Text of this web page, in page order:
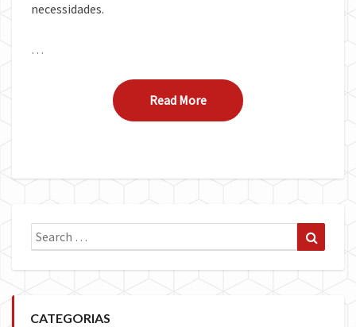
necessidades.
…
Read MoreRead More
Search
for:
CATEGORIAS